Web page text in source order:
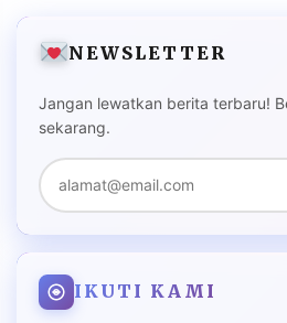
NEWSLETTER
Jangan lewatkan berita terbaru!
sekarang.
IKUTI KAMI